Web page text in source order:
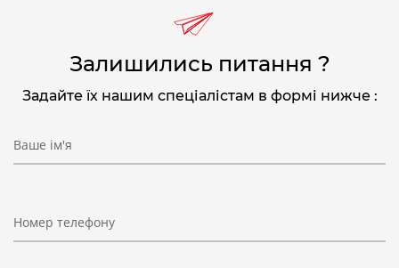
Залишились питання ?
Задайте їх нашим спеціалістам в формі нижче :
Ваше ім'я
Номер телефону